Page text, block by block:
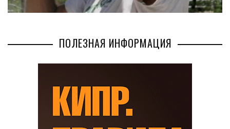
ПОЛЕЗНАЯ ИНФОРМАЦИЯ